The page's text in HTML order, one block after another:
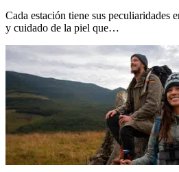
Cada estación tiene sus peculiaridades
y cuidado de la piel que…